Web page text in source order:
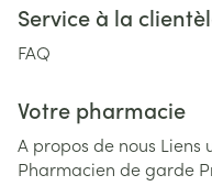
Service à la
FAQ
Votre pharmacie
A propos de nous Liens
Pharmacien de garde